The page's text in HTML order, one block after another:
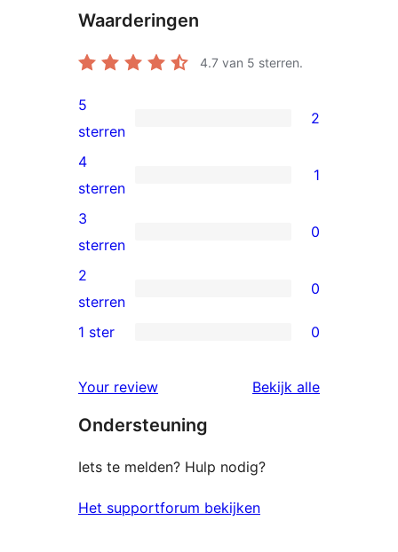
Waarderingen
4.7 van 5 sterren.
2
5
sterren
beoordelingen
5
sterren
2
1
4
ster
beoordeling
4
sterren
1
0
3
sterren
beoordelingen
3
sterren
0
0
2
beoordelingen
2
sterren
0
sterren
beoordelingen
1 ster 0
Your review Bekijk alle
Ondersteuning
Iets te melden? Hulp nodig?
Het supportforum bekijken